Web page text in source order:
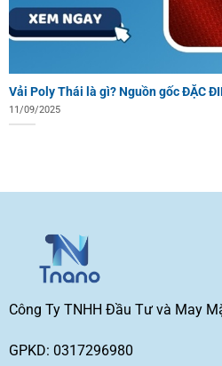
Vải Poly Thái là gì? Nguồn gốc ĐẶC
11/09/2025
Công Ty TNHH Đầu Tư và May
GPKD: 0317296980